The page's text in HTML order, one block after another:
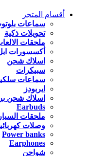
أقسام المتجر
سماعات
تحويلات ذكية
ملحقات
أكسسورات
اسلاك شحن
سبيكرات
سماعات
ايربودز
اسلاك شحن
Earbuds
ملحقات
وصلات
Power banks
Earphones
شواحن